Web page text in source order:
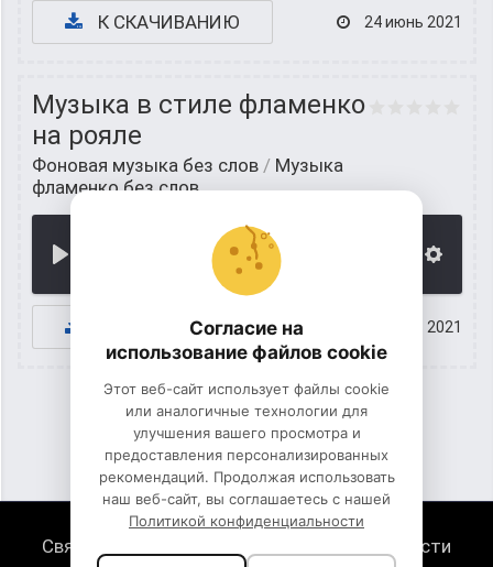
К СКАЧИВАНИЮ 24 июнь 2021
Музыка в стиле фламенко
на рояле
Фоновая музыка без слов / Музыка
фламенко без слов
К СКАЧИВАНИЮ 23 июнь 2021
Связь с нами Политика конфиденциальности
Согласие на
использование файлов cookie
Этот веб-сайт использует файлы cookie
или аналогичные технологии для
улучшения вашего просмотра и
предоставления персонализированных
рекомендаций. Продолжая использовать
наш веб-сайт, вы соглашаетесь с нашей
Политикой конфиденциальности